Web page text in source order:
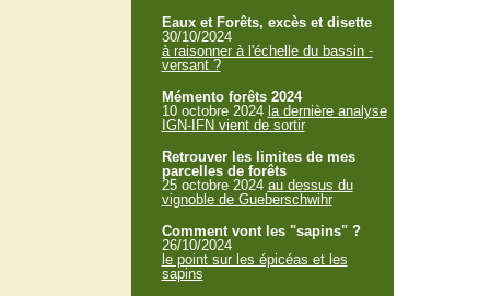
Eaux et Forêts, excès et disette
30/10/2024
à raisonner à l'échelle du bassin -
versant ?
Mémento forêts 2024
10 octobre 2024 la dernière analyse
IGN-IFN vient de sortir
Retrouver les limites de mes
parcelles de forêts
25 octobre 2024 au dessus du
vignoble de Gueberschwihr
Comment vont les "sapins" ?
26/10/2024
le point sur les épicéas et les
sapins